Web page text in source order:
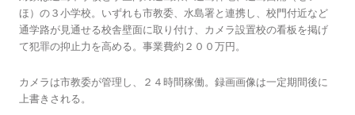
ほ）の３小学校。いずれも市教委、水島署と連携し、校門付近など
通学路が見通せる校舎壁面に取り付け、カメラ設置校の看板を掲げ
て犯罪の抑止力を高める。事業費約２００万円。
カメラは市教委が管理し、２４時間稼働。録画画像は一定期間後に
上書きされる。